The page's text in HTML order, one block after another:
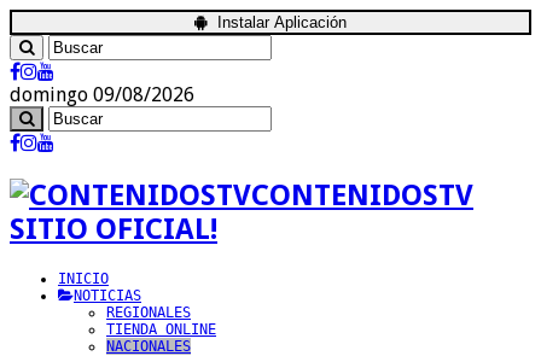
Instalar Aplicación
domingo 09/08/2026
CONTENIDOSTV
SITIO OFICIAL!
INICIO
NOTICIAS
REGIONALES
TIENDA ONLINE
NACIONALES